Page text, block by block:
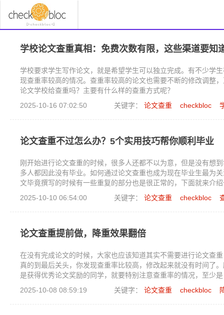
学校论文查重真相：免费次数有限，这些渠道要知
学校要求学生写作论文，就是希望学生可以独立完成。有不少学
现查重率较高的情况。查重率较高的论文也需要不断的修改调整
论文学校给查重吗？主要有什么样的查重方式呢？
2025-10-16 07:02:50
关键字： 论文查重 checkbloc
论文查重不过怎么办？5个实用技巧帮你顺利毕业
刚开始进行论文查重的时候，很多人还都不以为意，但是没有想
多人都因此没有毕业。如何通过论文查重也成为现在毕业生最为
文毕竟撰写的时候有一些重复的部分也是很正常的，下面就来介
2025-10-10 06:54:00
关键字： 论文查重 checkbloc
论文查重提前做，降重效果翻倍
在没有完成论文的时候，大家也应该知道其实不需要进行论文查
真的到最后关头，你发现查重率比较高，修改起来就没有时间了
是获得优秀论文奖励的同学，就要特别注意查重率的情况，至少
2025-10-08 08:59:19
关键字： 论文查重 checkbloc